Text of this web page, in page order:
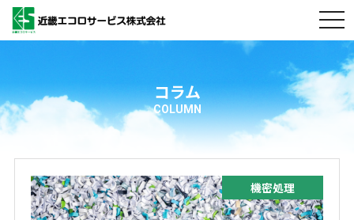
コラム
COLUMN
機密処理